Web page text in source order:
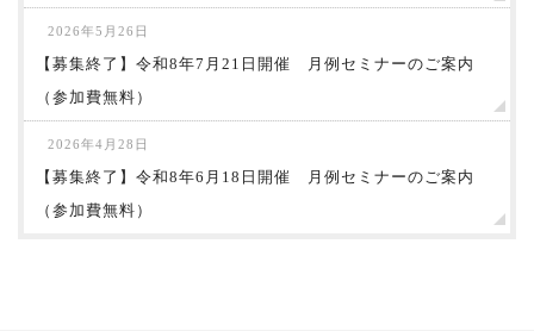
2026年5月26日
【募集終了】令和8年7月21日開催 月例セミナーのご案内
（参加費無料）
2026年4月28日
【募集終了】令和8年6月18日開催 月例セミナーのご案内
（参加費無料）